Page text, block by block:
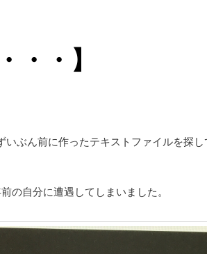
・・】
いぶん前に作ったテキストファイルを探し
の自分に遭遇してしまいました。